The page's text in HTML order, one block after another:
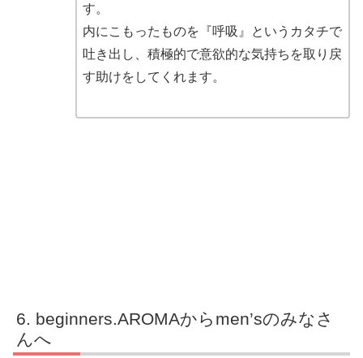
す。
内にこもったものを『呼吸』というカタチで
吐き出し、積極的で意欲的な気持ちを取り戻
す助けをしてくれます。
beginners.AROMAからmen’sのみなさ
んへ